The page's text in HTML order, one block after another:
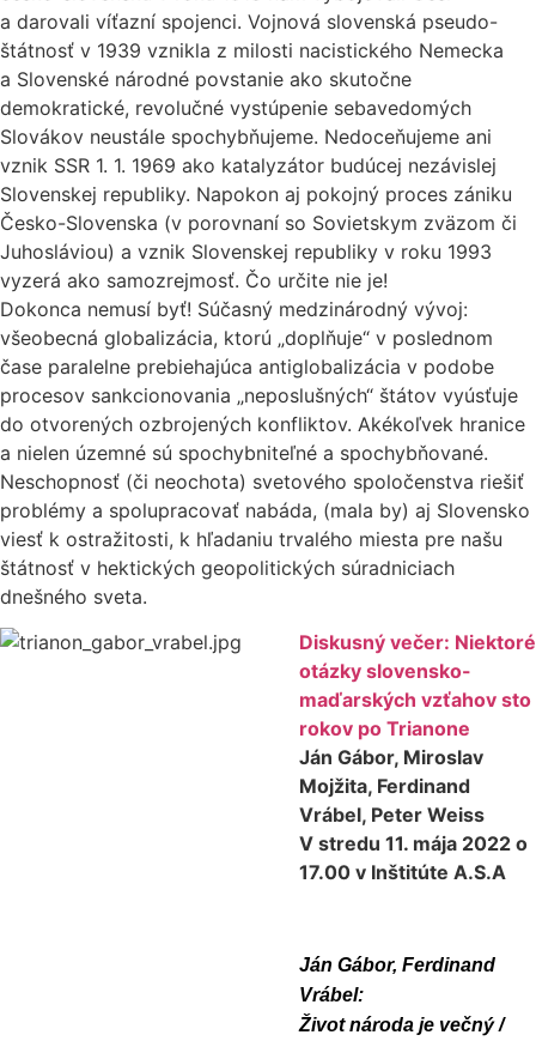
a darovali víťazní spojenci. Vojnová slovenská pseudo-
štátnosť v 1939 vznikla z milosti nacistického Nemecka
a Slovenské národné povstanie ako skutočne
demokratické, revolučné vystúpenie sebavedomých
Slovákov neustále spochybňujeme. Nedoceňujeme ani
vznik SSR 1. 1. 1969 ako katalyzátor budúcej nezávislej
Slovenskej republiky. Napokon aj pokojný proces zániku
Česko-Slovenska (v porovnaní so Sovietskym zväzom či
Juhosláviou) a vznik Slovenskej republiky v roku 1993
vyzerá ako samozrejmosť. Čo určite nie je!
Dokonca nemusí byť! Súčasný medzinárodný vývoj:
všeobecná globalizácia, ktorú „doplňuje“ v poslednom
čase paralelne prebiehajúca antiglobalizácia v podobe
procesov sankcionovania „neposlušných“ štátov vyúsťuje
do otvorených ozbrojených konfliktov. Akékoľvek hranice
a nielen územné sú spochybniteľné a spochybňované.
Neschopnosť (či neochota) svetového spoločenstva riešiť
problémy a spolupracovať nabáda, (mala by) aj Slovensko
viesť k ostražitosti, k hľadaniu trvalého miesta pre našu
štátnosť v hektických geopolitických súradniciach
dnešného sveta.
Diskusný večer: Niektoré
otázky slovensko-
maďarských vzťahov sto
rokov po Trianone
Ján Gábor, Miroslav
Mojžita, Ferdinand
Vrábel, Peter Weiss
V stredu 11. mája 2022 o
17.00 v Inštitúte A.S.A
Ján Gábor, Ferdinand
Vrábel:
Život národa je večný /